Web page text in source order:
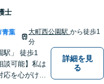
士
青葉
大町西公園駅から徒歩1
分
駅」 徒歩1
談可能】私は
を心がけ、
詳細を見
る